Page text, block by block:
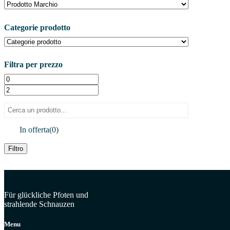
Categorie prodotto
Filtra per prezzo
In offerta(0)
Filtro
Für glückliche Pfoten und
strahlende Schnauzen
Menu